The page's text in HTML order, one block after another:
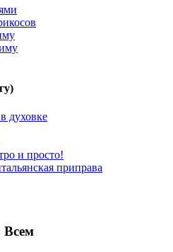
духовке
и просто!
приправа
Всем